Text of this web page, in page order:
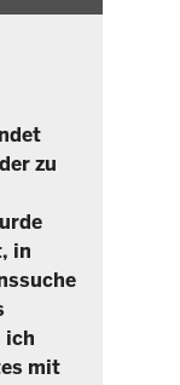
zu
in
ich
mit